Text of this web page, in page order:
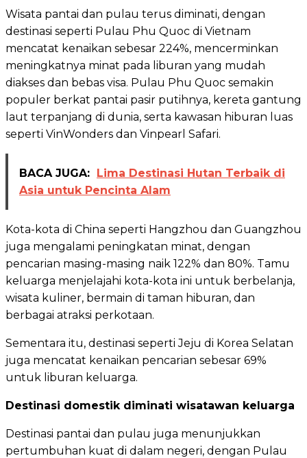
Wisata pantai dan pulau terus diminati, dengan
destinasi seperti Pulau Phu Quoc di Vietnam
mencatat kenaikan sebesar 224%, mencerminkan
meningkatnya minat pada liburan yang mudah
diakses dan bebas visa. Pulau Phu Quoc semakin
populer berkat pantai pasir putihnya, kereta gantung
laut terpanjang di dunia, serta kawasan hiburan luas
seperti VinWonders dan Vinpearl Safari.
BACA JUGA: Lima Destinasi Hutan Terbaik di
Asia untuk Pencinta Alam
Kota-kota di China seperti Hangzhou dan Guangzhou
juga mengalami peningkatan minat, dengan
pencarian masing-masing naik 122% dan 80%. Tamu
keluarga menjelajahi kota-kota ini untuk berbelanja,
wisata kuliner, bermain di taman hiburan, dan
berbagai atraksi perkotaan.
Sementara itu, destinasi seperti Jeju di Korea Selatan
juga mencatat kenaikan pencarian sebesar 69%
untuk liburan keluarga.
Destinasi domestik diminati wisatawan keluarga
Destinasi pantai dan pulau juga menunjukkan
pertumbuhan kuat di dalam negeri, dengan Pulau